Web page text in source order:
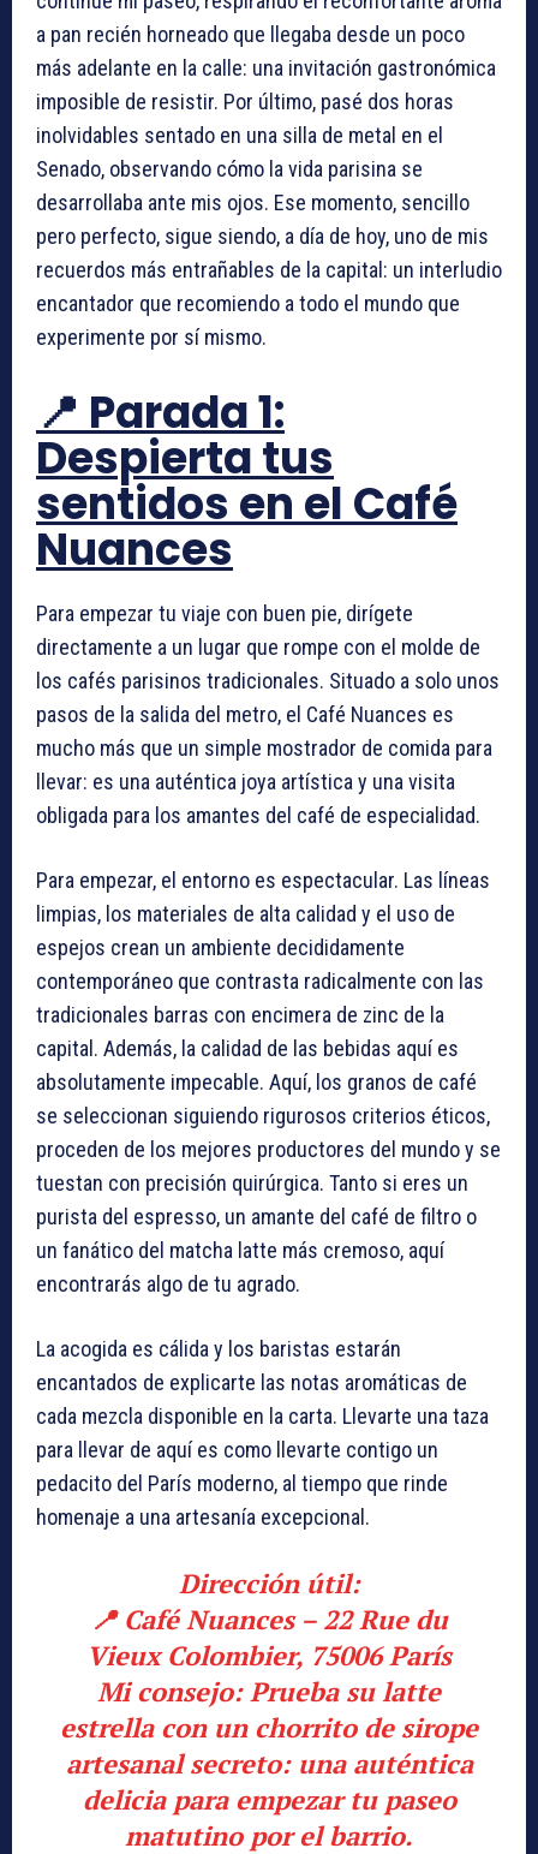
a pan recién horneado que llegaba desde un poco
más adelante en la calle: una invitación gastronómica
imposible de resistir. Por último, pasé dos horas
inolvidables sentado en una silla de metal en el
Senado, observando cómo la vida parisina se
desarrollaba ante mis ojos. Ese momento, sencillo
pero perfecto, sigue siendo, a día de hoy, uno de mis
recuerdos más entrañables de la capital: un interludio
encantador que recomiendo a todo el mundo que
experimente por sí mismo.
📍 Parada 1:
Despierta tus
sentidos en el Café
Nuances
Para empezar tu viaje con buen pie, dirígete
directamente a un lugar que rompe con el molde de
los cafés parisinos tradicionales. Situado a solo unos
pasos de la salida del metro, el Café Nuances es
mucho más que un simple mostrador de comida para
llevar: es una auténtica joya artística y una visita
obligada para los amantes del café de especialidad.
Para empezar, el entorno es espectacular. Las líneas
limpias, los materiales de alta calidad y el uso de
espejos crean un ambiente decididamente
contemporáneo que contrasta radicalmente con las
tradicionales barras con encimera de zinc de la
capital. Además, la calidad de las bebidas aquí es
absolutamente impecable. Aquí, los granos de café
se seleccionan siguiendo rigurosos criterios éticos,
proceden de los mejores productores del mundo y se
tuestan con precisión quirúrgica. Tanto si eres un
purista del espresso, un amante del café de filtro o
un fanático del matcha latte más cremoso, aquí
encontrarás algo de tu agrado.
La acogida es cálida y los baristas estarán
encantados de explicarte las notas aromáticas de
cada mezcla disponible en la carta. Llevarte una taza
para llevar de aquí es como llevarte contigo un
pedacito del París moderno, al tiempo que rinde
homenaje a una artesanía excepcional.
Dirección útil:
📍 Café Nuances – 22 Rue du
Vieux Colombier, 75006 París
Mi consejo:Prueba su latte
estrella con un chorrito de sirope
artesanal secreto: una auténtica
delicia para empezar tu paseo
matutino por el barrio.